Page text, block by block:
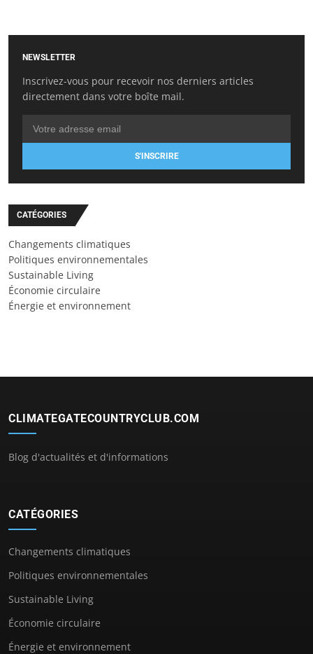
NEWSLETTER
Inscrivez-vous pour recevoir nos derniers articles
directement dans votre boîte mail.
S'INSCRIRE
CATÉGORIES
Changements climatiques
Politiques environnementales
Sustainable Living
Économie circulaire
Énergie et environnement
CLIMATEGATECOUNTRYCLUB.COM
Blog d'actualités et d'informations
CATÉGORIES
Changements climatiques
Politiques environnementales
Sustainable Living
Économie circulaire
Énergie et environnement